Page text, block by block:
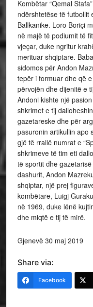
Kombëtar “Qemal
ndërshtetëse të futbollit
Ballkanike. Loro Boriçi
në majë të podiumit të
vjeçar, duke ngritur
merituar shqiptare.
sidomos për Andon
tepër i formuar dhe që
përvojën dhe dijenitë e
Andoni kishte një
shkrimet e tij
gazetareske dhe për
pasuronin artikullin apo
gjë të rrallë numrat e
shkrimeve të tim eti
të sportit dhe
dashurit, Andon
shqiptar, një prej
kombëtare, Luigj
në 1969, duke lënë
dhe miqtë e tij të mirë.
Gjenevë 30 maj 2019
Share via:
Facebook